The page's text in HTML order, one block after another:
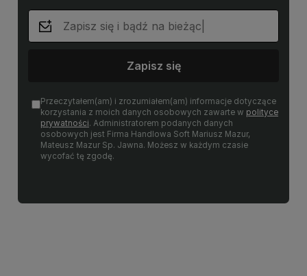
Zapisz się
Przeczytałem(am) i zrozumiałem(am) informacje dotyczące
korzystania z moich danych osobowych zawarte w polityce
prywatności. Administratorem podanych danych
osobowych jest Firma Handlowa Soft Mariusz Mazur,
Mateusz Mazur Sp. Jawna. Możesz w każdym czasie
wycofać tę zgodę.